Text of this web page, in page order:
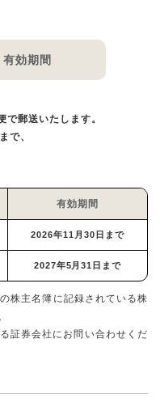
有効期間
郵送いたします。
で、
有効期間
2026年11月30日まで
2027年5月31日まで
株主名簿に記録されている株
証券会社にお問い合わせくだ